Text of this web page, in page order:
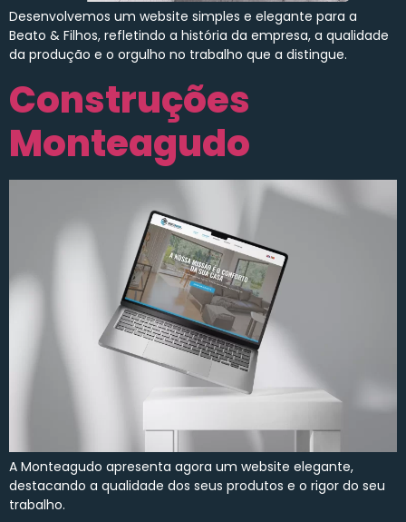
Desenvolvemos um website simples e elegante para a
Beato & Filhos, refletindo a história da empresa, a qualidade
da produção e o orgulho no trabalho que a distingue.
Construções
Monteagudo
A Monteagudo apresenta agora um website elegante,
destacando a qualidade dos seus produtos e o rigor do seu
trabalho.